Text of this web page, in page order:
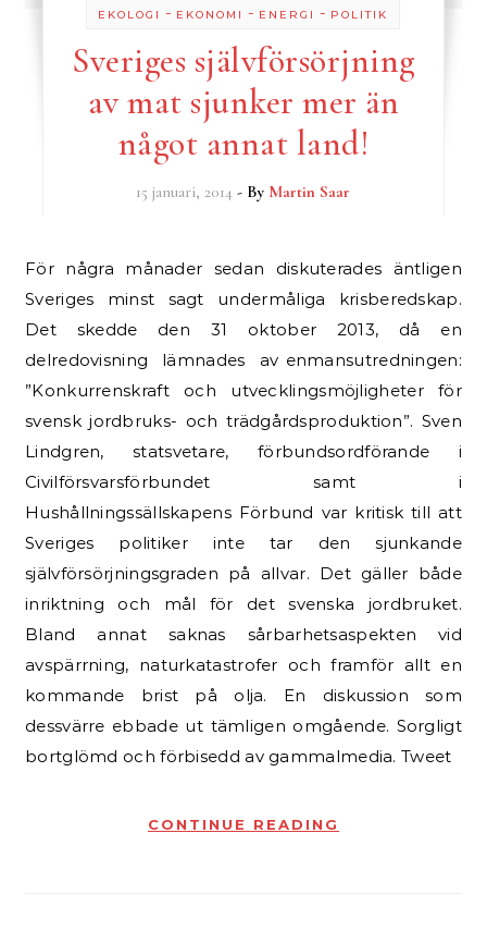
EKOLOGI - EKONOMI - ENERGI - POLITIK
Sveriges självförsörjning
av mat sjunker mer än
något annat land!
15 januari, 2014 - By Martin Saar
För några månader sedan diskuterades äntligen
Sveriges minst sagt undermåliga krisberedskap.
Det skedde den 31 oktober 2013, då en
delredovisning lämnades av enmansutredningen:
”Konkurrenskraft och utvecklingsmöjligheter för
svensk jordbruks- och trädgårdsproduktion”. Sven
Lindgren, statsvetare, förbundsordförande i
Civilförsvarsförbundet samt i
Hushållningssällskapens Förbund var kritisk till att
Sveriges politiker inte tar den sjunkande
självförsörjningsgraden på allvar. Det gäller både
inriktning och mål för det svenska jordbruket.
Bland annat saknas sårbarhetsaspekten vid
avspärrning, naturkatastrofer och framför allt en
kommande brist på olja. En diskussion som
dessvärre ebbade ut tämligen omgående. Sorgligt
bortglömd och förbisedd av gammalmedia. Tweet
CONTINUE READING